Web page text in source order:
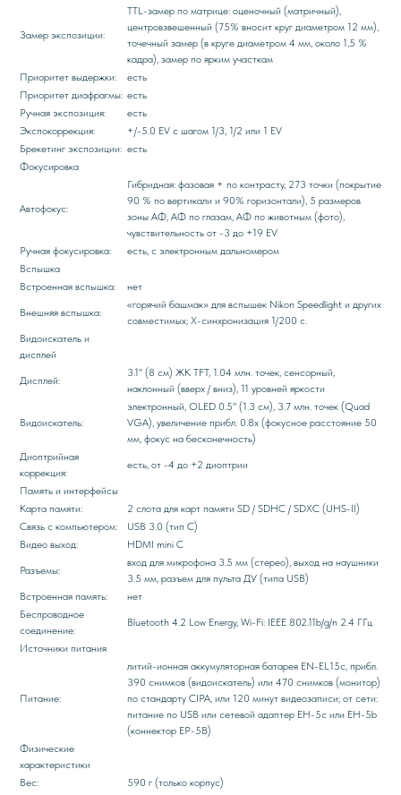
Замер экспозиции:
TTL-замер по матрице: оценочный (матричный),
центровзвешенный (75% вносит круг диаметром 12 мм),
точечный замер (в круге диаметром 4 мм, около 1,5 %
кадра), замер по ярким участкам
Приоритет выдержки:
есть
Приоритет диафрагмы: есть
Ручная экспозиция:
есть
Экспокоррекция:
+/-5.0 EV с шагом 1/3, 1/2 или 1 EV
Брекетинг экспозиции: есть
Фокусировка
Автофокус:
Гибридная: фазовая + по контрасту, 273 точки (покрытие
90 % по вертикали и 90% горизонтали), 5 размеров
зоны АФ, АФ по глазам, АФ по животным (фото),
чувствительность от -3 до +19 EV
Ручная фокусировка:
есть, с электронным дальномером
Вспышка
Встроенная вспышка:
нет
Внешняя вспышка:
«горячий башмак» для вспышек Nikon Speedlight и других
совместимых; X-синхронизация 1/200 с.
Видоискатель и
дисплей
Дисплей:
3.1" (8 см) ЖК TFT, 1.04 млн. точек, сенсорный,
наклонный (вверх / вниз), 11 уровней яркости
Видоискатель:
электронный, OLED 0.5" (1.3 см), 3.7 млн. точек (Quad
VGA), увеличение прибл. 0.8х (фокусное расстояние 50
мм, фокус на бесконечность)
Диоптрийная
коррекция:
есть, от -4 до +2 диоптрии
Память и интерфейсы
Карта памяти:
2 слота для карт памяти SD / SDHC / SDXC (UHS-II)
Связь с компьютером:
USB 3.0 (тип С)
Видео выход:
HDMI mini C
Разъемы:
вход для микрофона 3.5 мм (стерео), выход на наушники
3.5 мм, разъем для пульта ДУ (типа USB)
Встроенная память:
нет
Беспроводное
соединение:
Bluetooth 4.2 Low Energy, Wi-Fi: IEEE 802.11b/g/n 2.4 ГГц
Источники питания
Питание:
литий-ионная аккумуляторная батарея EN-EL15с, прибл.
390 снимков (видоискатель) или 470 снимков (монитор)
по стандарту CIPA, или 120 минут видеозаписи; от сети:
питание по USB или сетевой адаптер EH-5c или EH-5b
(коннектор EP-5B)
Физические
характеристики
Вес:
590 г (только корпус)